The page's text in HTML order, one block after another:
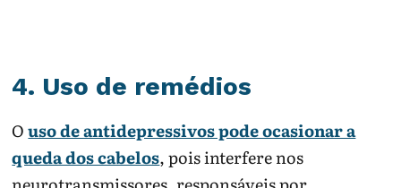
4. Uso de remédios
Ouso de antidepressivos pode ocasionar a
queda dos cabelos, pois interfere nos